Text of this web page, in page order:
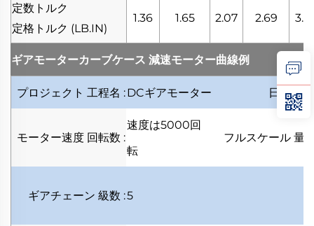
定数トルク
定格トルク (LB.IN)
1.36 1.65 2.07 2.69
ギアモーターカーブケース 減速モーター曲線例
プロジェクト 工程名 :DCギアモーター 日付日
モーター速度 回転数 :
速度は5000回
転
フルスケール 量
ギアチェーン 級数 :5